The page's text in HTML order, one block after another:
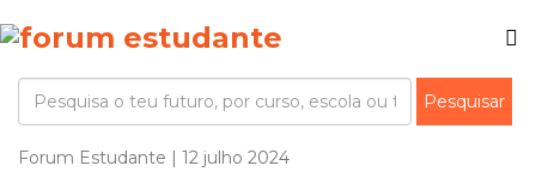
Forum Estudante | 12 julho 2024